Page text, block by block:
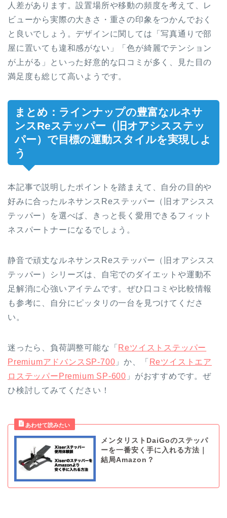
人差があります。設置場所や移動の頻度を考えて、レ
ビューから実際の大きさ・重さの印象をつかんでおく
と良いでしょう。デザインに関しては「写真通りで部
屋に置いても違和感がない」「色が綺麗でテンション
が上がる」といった好意的な口コミが多く、見た目の
満足度も総じて高いようです。
まとめ：ラインナップの豊富なルネサ
ンスReステッパー（旧オアシスステッ
パー）で目標の運動スタイルを実現しよ
う
本記事で説明したポイントを踏まえて、自分の目的や
好みに合ったルネサンスReステッパー（旧オアシスス
テッパー）を選べば、きっと長く愛用できるフィット
ネスパートナーになるでしょう。
静音で頑丈なルネサンスReステッパー（旧オアシスス
テッパー）シリーズは、自宅でのダイエットや運動不
足解消に心強いアイテムです。ぜひ口コミや比較情報
も参考に、自分にピッタリの一台を見つけてくださ
い。
迷ったら、負荷調整可能な「 Reツイストステッパー
PremiumアドバンスSP-700 」か、「 Reツイストエア
ロステッパーPremium SP-600 」がおすすめです。ぜ
ひ検討してみてください！
メンタリストDaiGoのステッパ
ーを一番安く手に入れる方法｜
結局Amazon？